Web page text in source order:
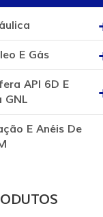
E Gás
API 6D E
GNL
E Anéis De